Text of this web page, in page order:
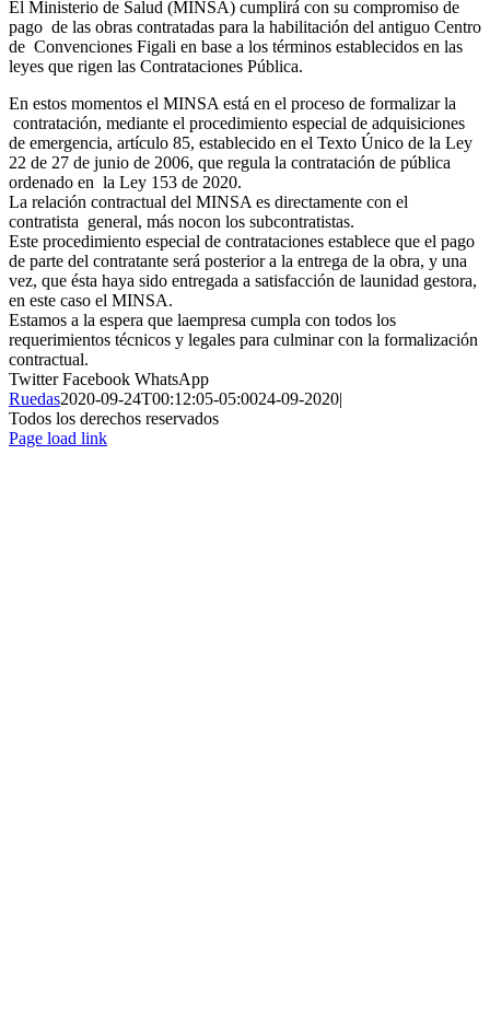
El Ministerio de Salud (MINSA) cumplirá con su compromiso de
pago de las obras contratadas para la habilitación del antiguo Centro
de Convenciones Figali en base a los términos establecidos en las
leyes que rigen las Contrataciones Pública.
En estos momentos el MINSA está en el proceso de formalizarla
contratación, mediante el procedimiento especial de adquisiciones
de emergencia, artículo 85, establecido en el Texto Único de la Ley
22 de 27 de junio de 2006, que regula la contratación de pública
ordenado en la Ley 153 de 2020.
La relación contractual del MINSAes directamente con el
contratista general, más nocon los subcontratistas.
Este procedimiento especial de contrataciones establece que el pago
de parte del contratante será posterior a la entrega de la obra, y una
vez, que ésta haya sido entregada a satisfacción de launidad gestora,
en este caso el MINSA.
Estamos a la espera que laempresa cumpla con todos los
requerimientos técnicos y legales para culminar con la formalización
contractual.
TwitterFacebook WhatsApp
Ruedas2020-09-24T00:12:05-05:0024-09-2020|
Todos los derechos reservados
Page load link